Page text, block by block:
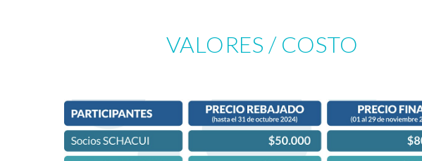
VALORES / COSTO